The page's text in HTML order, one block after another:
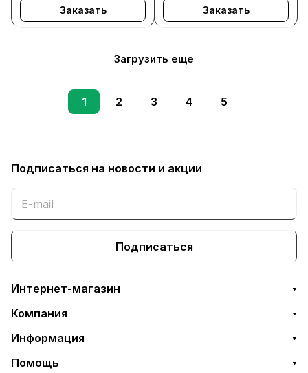
Заказать Заказать
Загрузить еще
1 2 3 4 5
Подписаться на новости и акции
Подписаться
Интернет-магазин
Компания
Информация
Помощь